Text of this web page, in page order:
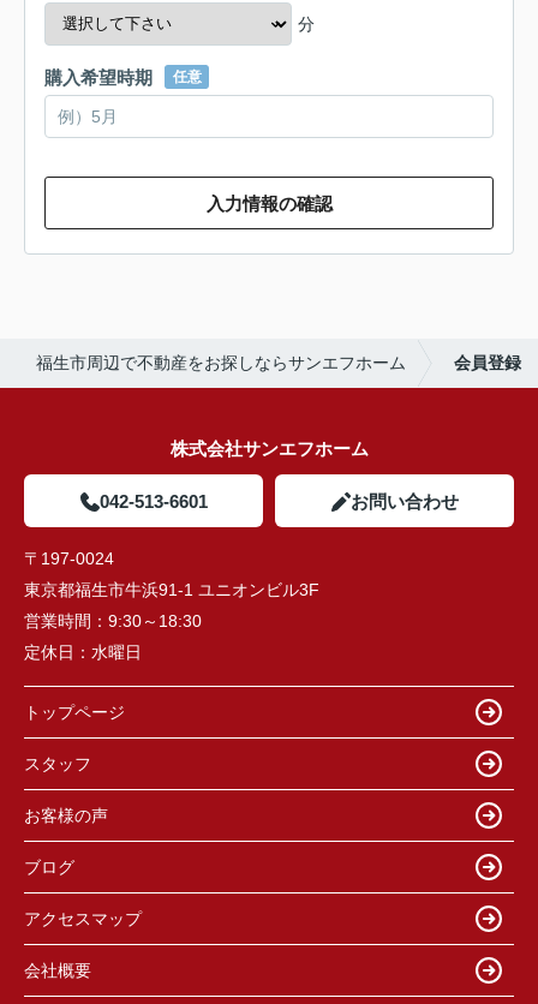
分
購入希望時期 任意
入力情報の確認
福生市周辺で不動産をお探しならサンエフホーム 会員登録
株式会社サンエフホーム
042-513-6601 お問い合わせ
〒197-0024
東京都福生市牛浜91-1 ユニオンビル3F
営業時間： 9:30～18:30
定休日： 水曜日
トップページ
スタッフ
お客様の声
ブログ
アクセスマップ
会社概要